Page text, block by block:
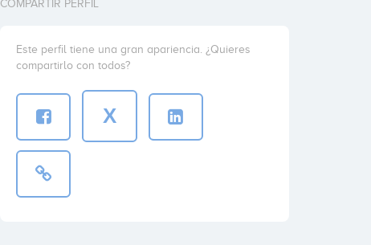
COMPARTIR PERFIL
Este perfil tiene una gran apariencia. ¿Quieres
compartirlo con todos?
X